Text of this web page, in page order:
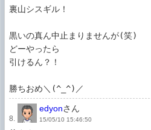
裏山シスギル！
黒いの真ん中止まりませんが(笑)
どーやったら
引けるん？！
勝ちおめ＼(^_^)／
8.
edyonさん
15/05/10 15:46:50